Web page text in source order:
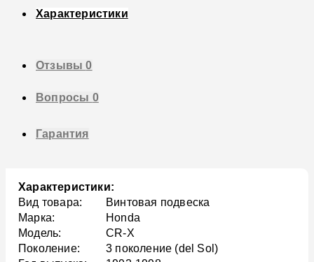
Характеристики
Отзывы0
Вопросы 0
Гарантия
Характеристики:
Вид товара:
Винтовая подвеска
Марка:
Honda
Модель:
CR-X
Поколение:
3 поколение (del Sol)